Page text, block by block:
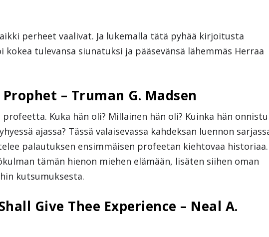
perheet vaalivat. Ja lukemalla tätä pyhää kirjoitusta
kokea tulevansa siunatuksi ja pääsevänsä lähemmäs Herraa
– Truman G. Madsen
Kuka hän oli? Millainen hän oli? Kuinka hän
ajassa? Tässä valaisevassa kahdeksan luennon
palautuksen ensimmäisen profeetan kiehtovaa historiaa.
tämän hienon miehen elämään, lisäten siihen oman
kutsumuksesta.
Give Thee Experience – Neal A.